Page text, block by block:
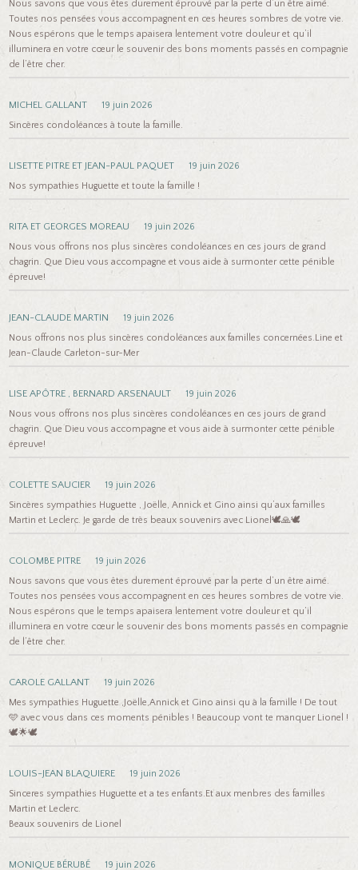
Nous savons que vous êtes durement éprouvé par la perte d’un être aimé.
Toutes nos pensées vous accompagnent en ces heures sombres de votre vie.
Nous espérons que le temps apaisera lentement votre douleur et qu’il
illuminera en votre cœur le souvenir des bons moments passés en compagnie
de l’être cher.
MICHEL GALLANT
19 juin 2026
Sincères condoléances à toute la famille.
LISETTE PITRE ET JEAN-PAUL PAQUET
19 juin 2026
Nos sympathies Huguette et toute la famille !
RITA ET GEORGES MOREAU
19 juin 2026
Nous vous offrons nos plus sincères condoléances en ces jours de grand
chagrin. Que Dieu vous accompagne et vous aide à surmonter cette pénible
épreuve!
JEAN-CLAUDE MARTIN
19 juin 2026
Nous offrons nos plus sincères condoléances aux familles concernées.Line et
Jean-Claude Carleton-sur-Mer
LISE APÔTRE , BERNARD ARSENAULT
19 juin 2026
Nous vous offrons nos plus sincères condoléances en ces jours de grand
chagrin. Que Dieu vous accompagne et vous aide à surmonter cette pénible
épreuve!
COLETTE SAUCIER
19 juin 2026
Sincères sympathies Huguette , Joëlle, Annick et Gino ainsi qu’aux familles
Martin et Leclerc. Je garde de très beaux souvenirs avec Lionel🕊️🙏🕊️
COLOMBE PITRE
19 juin 2026
Nous savons que vous êtes durement éprouvé par la perte d’un être aimé.
Toutes nos pensées vous accompagnent en ces heures sombres de votre vie.
Nous espérons que le temps apaisera lentement votre douleur et qu’il
illuminera en votre cœur le souvenir des bons moments passés en compagnie
de l’être cher.
CAROLE GALLANT
19 juin 2026
Mes sympathies Huguette ,Joëlle,Annick et Gino ainsi qu à la famille ! De tout
🩵 avec vous dans ces moments pénibles ! Beaucoup vont te manquer Lionel !
🕊️🌟🕊️
LOUIS-JEAN BLAQUIERE
19 juin 2026
Sinceres sympathies Huguette et a tes enfants.Et aux menbres des familles
Martin et Leclerc.
Beaux souvenirs de Lionel
MONIQUE BÉRUBÉ 19 juin 2026